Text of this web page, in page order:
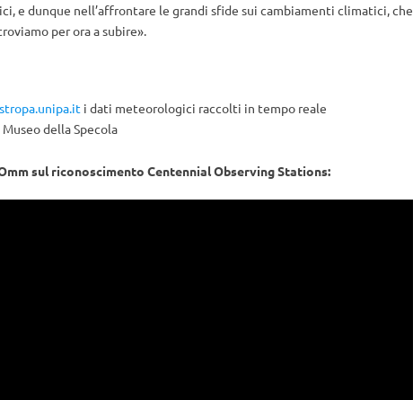
e dunque nell’affrontare le grandi sfide sui cambiamenti climatici, che
per ora a subire».
i dati meteorologici raccolti in tempo reale
della Specola
sul riconoscimento Centennial Observing Stations: